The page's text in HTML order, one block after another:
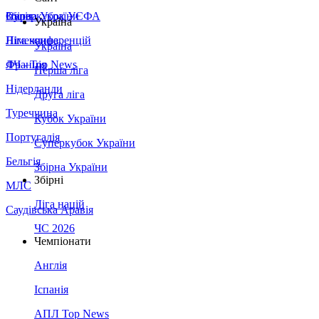
Збірна України
Італія
Німеччина
Франція
Нідерланди
Туреччина
Португалія
Бельгія
МЛС
Саудівська Аравія
Суперкубок УЄФА
Ліга конференцій
ЛЧ - Top News
Україна
Україна
Перша ліга
Друга ліга
Кубок України
Суперкубок України
Збірна України
Збірні
Ліга націй
ЧС 2026
Чемпіонати
Англія
Іспанія
АПЛ Top News